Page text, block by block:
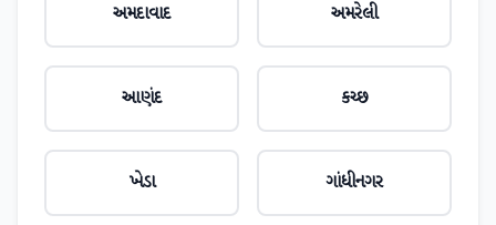
અમદાવાદ અમરેલી
આણંદ કચ્છ
ખેડા ગાંધીનગર